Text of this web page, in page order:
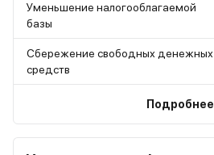
Уменьшение налогооблагаемой
базы
Сбережение свободных денежных
средств
Подробнее